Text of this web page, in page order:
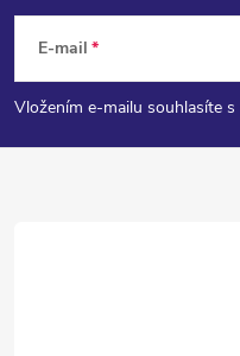
p
a
E-mail
Vložením e-mailu souhlasíte s